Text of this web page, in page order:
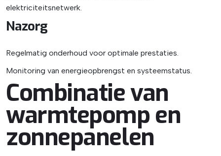
elektriciteitsnetwerk.
Nazorg
Regelmatig onderhoud voor optimale prestaties.
Monitoring van energieopbrengst en systeemstatus.
Combinatie van
warmtepomp en
zonnepanelen